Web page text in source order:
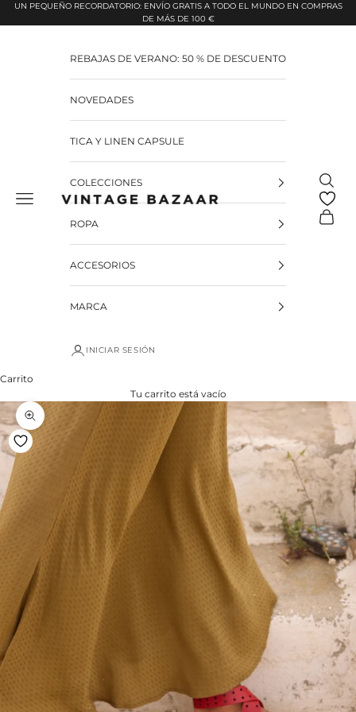
Pular para o conteúdo
UN PEQUEÑO RECORDATORIO: ENVÍO GRATIS A TODO EL MUNDO EN COMPRAS
DE MÁS DE 100 €
Vintage Bazaar
REBAJAS DE VERANO: 50 % DE DESCUENTO
NOVEDADES
TICA Y LINEN CAPSULE
COLECCIONES
ROPA
ACCESORIOS
MARCA
INICIAR SESIÓN
Carrito
Tu carrito está vacío
Zoom na imagem